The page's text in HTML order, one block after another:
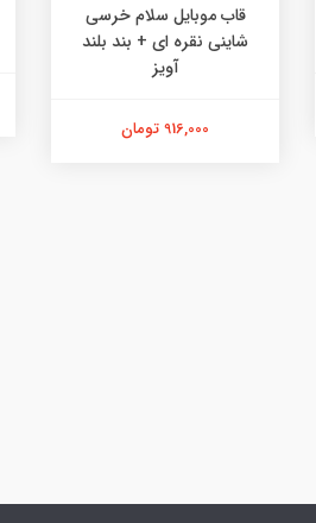
قاب موبایل سلام خرسی
شاینی نقره ای + بند بلند
آویز
916,000 تومان